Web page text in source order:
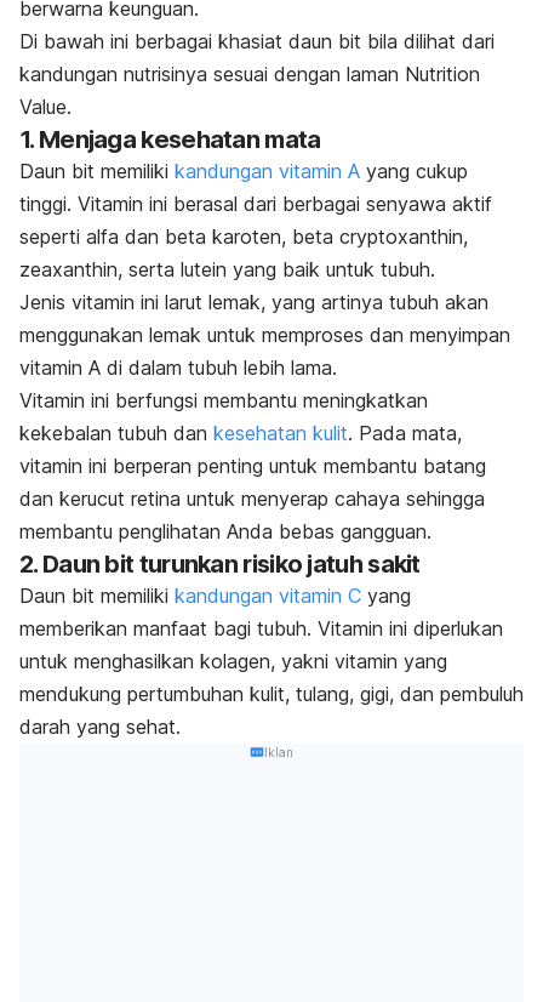
berwarna keunguan.
Di bawah ini berbagai khasiat daun bit bila dilihat dari
kandungan nutrisinya sesuai dengan laman Nutrition
Value.
1. Menjaga kesehatan mata
Daun bit memiliki kandungan vitamin A yang cukup
tinggi. Vitamin ini berasal dari berbagai senyawa aktif
seperti alfa dan beta karoten, beta cryptoxanthin,
zeaxanthin, serta lutein yang baik untuk tubuh.
Jenis vitamin ini larut lemak, yang artinya tubuh akan
menggunakan lemak untuk memproses dan menyimpan
vitamin A di dalam tubuh lebih lama.
Vitamin ini berfungsi membantu meningkatkan
kekebalan tubuh dan kesehatan kulit. Pada mata,
vitamin ini berperan penting untuk membantu batang
dan kerucut retina untuk menyerap cahaya sehingga
membantu penglihatan Anda bebas gangguan.
2. Daun bit turunkan risiko jatuh sakit
Daun bit memiliki kandungan vitamin C yang
memberikan manfaat bagi tubuh. Vitamin ini diperlukan
untuk menghasilkan kolagen, yakni vitamin yang
mendukung pertumbuhan kulit, tulang, gigi, dan pembuluh
darah yang sehat.
Iklan